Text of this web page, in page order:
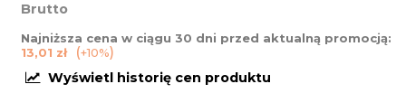
Brutto
Najniższa cena w ciągu 30 dni przed aktualną promocją:
13,01 zł
+10%
Wyświetl historię cen produktu